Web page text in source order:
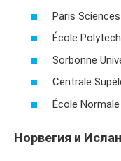
Paris
École
Sorbonne
Centrale
École
Норвегия и